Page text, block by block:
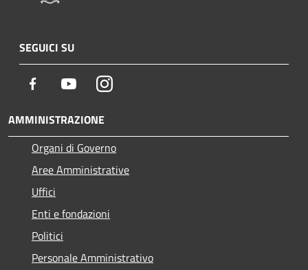
SEGUICI SU
Facebook YoutubeInstagram
AMMINISTRAZIONE
Organi di Governo
Aree Amministrative
Uffici
Enti e fondazioni
Politici
Personale Amministrativo